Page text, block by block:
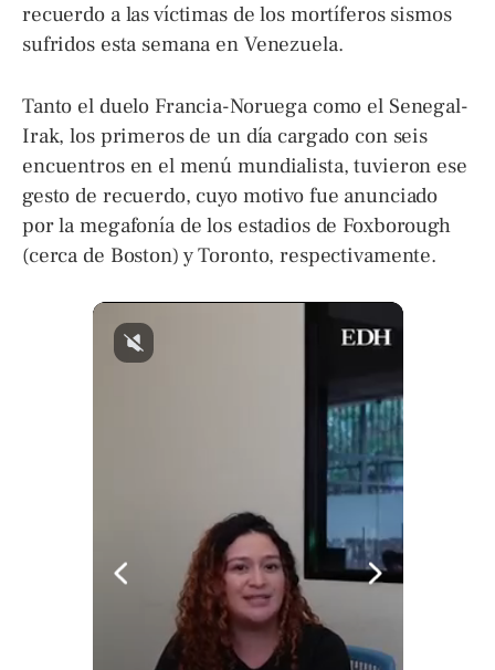
recuerdo a las víctimas de los mortíferos sismos
sufridos esta semana en Venezuela.
Tanto el duelo Francia-Noruega como el Senegal-
Irak, los primeros de un día cargado con seis
encuentros en el menú mundialista, tuvieron ese
gesto de recuerdo, cuyo motivo fue anunciado
por la megafonía de los estadios de Foxborough
(cerca de Boston) y Toronto, respectivamente.